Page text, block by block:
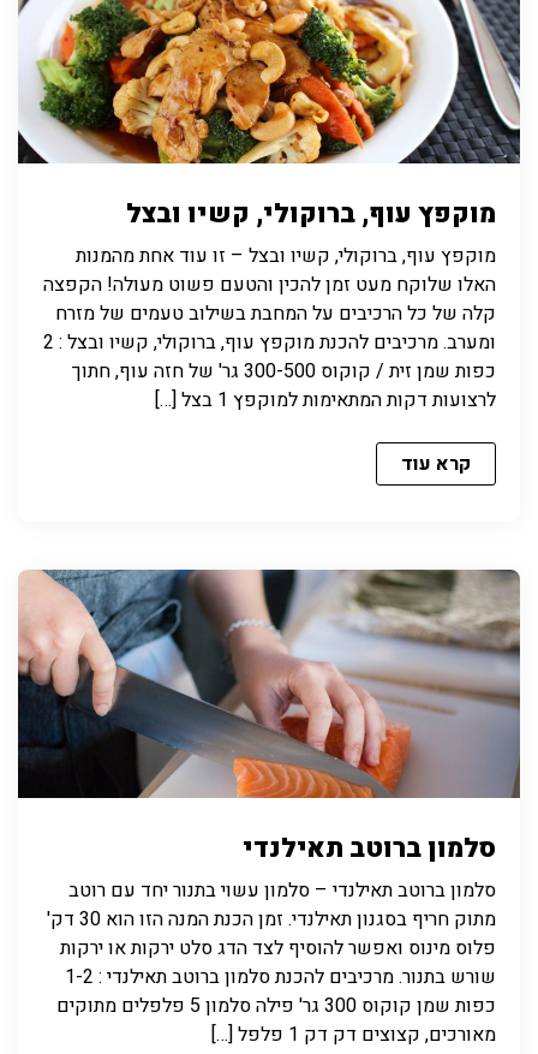
מוקפץ עוף, ברוקולי, קשיו ובצל
מוקפץ עוף, ברוקולי, קשיו ובצל – זו עוד אחת מהמנות
האלו שלוקח מעט זמן להכין והטעם פשוט מעולה! הקפצה
קלה של כל הרכיבים על המחבת בשילוב טעמים של מזרח
ומערב. מרכיבים להכנת מוקפץ עוף, ברוקולי, קשיו ובצל : 2
כפות שמן זית / קוקוס 300-500 גר' של חזה עוף, חתוך
לרצועות דקות המתאימות למוקפץ 1 בצל […]
קרא עוד
סלמון ברוטב תאילנדי
סלמון ברוטב תאילנדי – סלמון עשוי בתנור יחד עם רוטב
מתוק חריף בסגנון תאילנדי. זמן הכנת המנה הזו הוא 30 דק'
פלוס מינוס ואפשר להוסיף לצד הדג סלט ירקות או ירקות
שורש בתנור. מרכיבים להכנת סלמון ברוטב תאילנדי : 1-2
כפות שמן קוקוס 300 גר' פילה סלמון 5 פלפלים מתוקים
מאורכים, קצוצים דק דק 1 פלפל […]